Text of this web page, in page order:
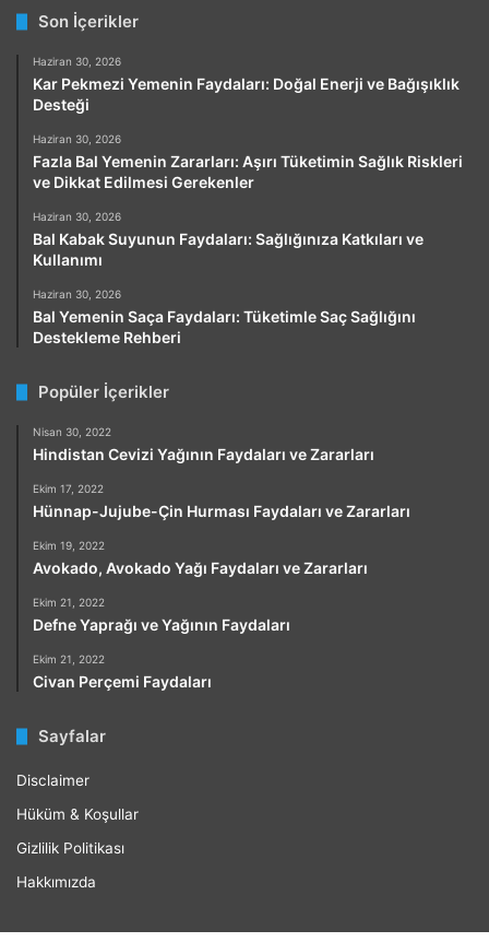
Son İçerikler
Haziran 30, 2026
Kar Pekmezi Yemenin Faydaları: Doğal Enerji ve Bağışıklık
Desteği
Haziran 30, 2026
Fazla Bal Yemenin Zararları: Aşırı Tüketimin Sağlık Riskleri
ve Dikkat Edilmesi Gerekenler
Haziran 30, 2026
Bal Kabak Suyunun Faydaları: Sağlığınıza Katkıları ve
Kullanımı
Haziran 30, 2026
Bal Yemenin Saça Faydaları: Tüketimle Saç Sağlığını
Destekleme Rehberi
Popüler İçerikler
Nisan 30, 2022
Hindistan Cevizi Yağının Faydaları ve Zararları
Ekim 17, 2022
Hünnap-Jujube-Çin Hurması Faydaları ve Zararları
Ekim 19, 2022
Avokado, Avokado Yağı Faydaları ve Zararları
Ekim 21, 2022
Defne Yaprağı ve Yağının Faydaları
Ekim 21, 2022
Civan Perçemi Faydaları
Sayfalar
Disclaimer
Hüküm & Koşullar
Gizlilik Politikası
Hakkımızda